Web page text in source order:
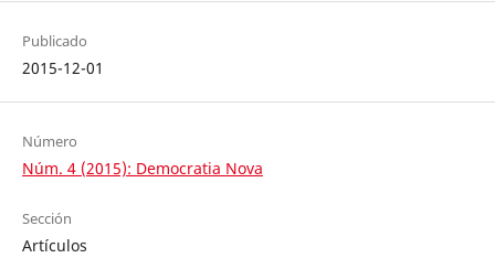
Publicado
2015-12-01
Número
Núm. 4 (2015): Democratia Nova
Sección
Artículos